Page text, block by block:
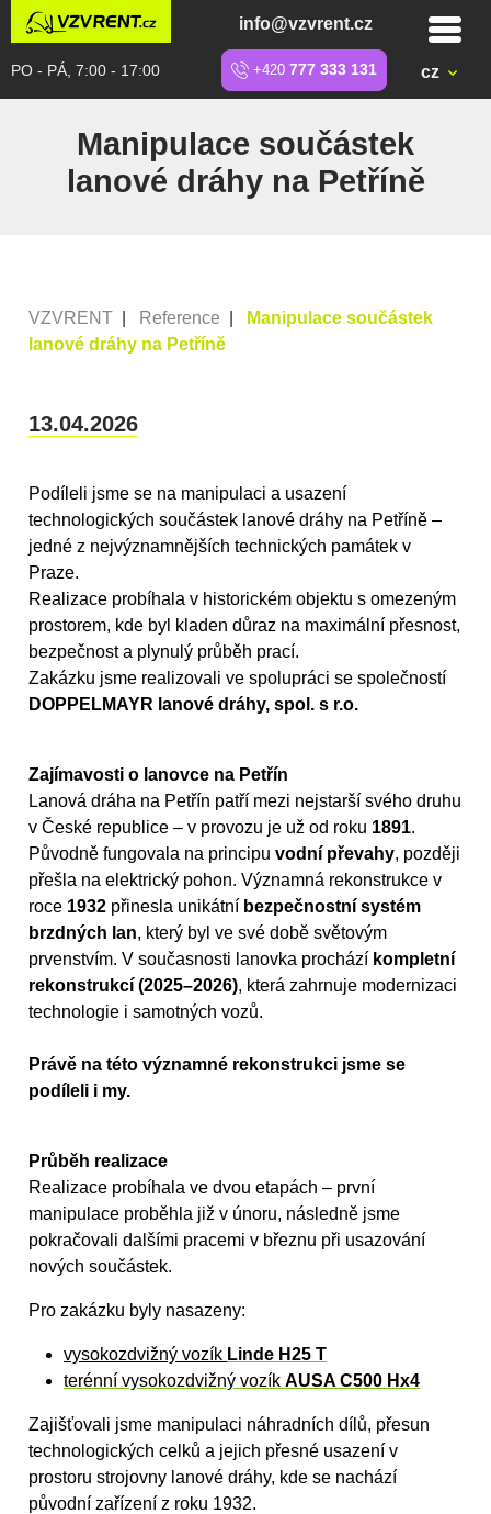
info@vzvrent.cz
PO - PÁ, 7:00 - 17:00 +420 777 333 131 cz
Manipulace součástek
lanové dráhy na Petříně
VZVRENT Reference
Manipulace součástek
lanové dráhy na Petříně
13.04.2026
Podíleli jsme se na manipulaci a usazení
technologických součástek lanové dráhy na Petříně –
jedné z nejvýznamnějších technických památek v
Praze.
Realizace probíhala v historickém objektu s omezeným
prostorem, kde byl kladen důraz na maximální přesnost,
bezpečnost a plynulý průběh prací.
Zakázku jsme realizovali ve spolupráci se společností
DOPPELMAYR lanové dráhy, spol. s r.o.
Zajímavosti o lanovce na Petřín
Lanová dráha na Petřín patří mezi nejstarší svého druhu
v České republice – v provozu je už od roku 1891.
Původně fungovala na principu vodní převahy, později
přešla na elektrický pohon. Významná rekonstrukce v
roce 1932 přinesla unikátní bezpečnostní systém
brzdných lan, který byl ve své době světovým
prvenstvím. V současnosti lanovka prochází kompletní
rekonstrukcí (2025–2026), která zahrnuje modernizaci
technologie i samotných vozů.
Právě na této významné rekonstrukci jsme se
podíleli i my.
Průběh realizace
Realizace probíhala ve dvou etapách – první
manipulace proběhla již v únoru, následně jsme
pokračovali dalšími pracemi v březnu při usazování
nových součástek.
Pro zakázku byly nasazeny:
vysokozdvižný vozík Linde H25 T
terénní vysokozdvižný vozík AUSA C500 Hx4
Zajišťovali jsme manipulaci náhradních dílů, přesun
technologických celků a jejich přesné usazení v
prostoru strojovny lanové dráhy, kde se nachází
původní zařízení z roku 1932.